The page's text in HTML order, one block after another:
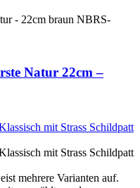
Natur 22cm –
mehrere Varianten auf.